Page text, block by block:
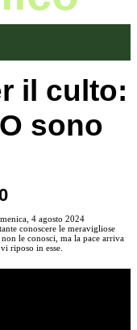
il culto:
sono
4 agosto 2024
conoscere le meravigliose
le conosci, ma la pace arriva
riposo in esse.